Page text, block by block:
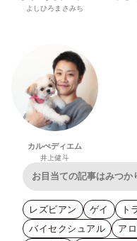
よしひろまさみち
カルぺディエム
井上健斗
レズビアン ゲイ
ト
バイセクシュアル
ア